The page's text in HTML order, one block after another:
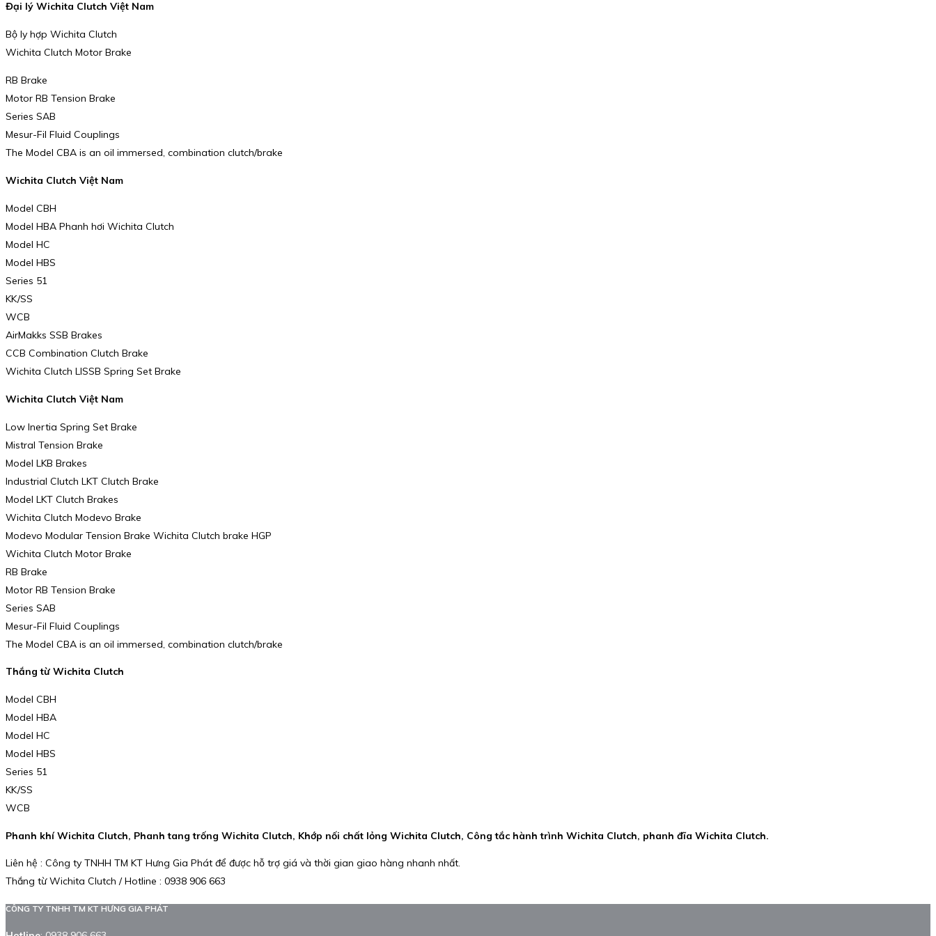
Đại lý Wichita Clutch Việt Nam
Bộ ly hợp Wichita Clutch
Wichita Clutch Motor Brake
RB Brake
Motor RB Tension Brake
Series SAB
Mesur-Fil Fluid Couplings
The Model CBA is an oil immersed, combination clutch/brake
Wichita Clutch Việt Nam
Model CBH
Model HBA Phanh hơi Wichita Clutch
Model HC
Model HBS
Series 51
KK/SS
WCB
AirMakks SSB Brakes
CCB Combination Clutch Brake
Wichita Clutch LISSB Spring Set Brake
Wichita Clutch Việt Nam
Low Inertia Spring Set Brake
Mistral Tension Brake
Model LKB Brakes
Industrial Clutch LKT Clutch Brake
Model LKT Clutch Brakes
Wichita Clutch Modevo Brake
Modevo Modular Tension Brake Wichita Clutch brake HGP
Wichita Clutch Motor Brake
RB Brake
Motor RB Tension Brake
Series SAB
Mesur-Fil Fluid Couplings
The Model CBA is an oil immersed, combination clutch/brake
Thắng từ Wichita Clutch
Model CBH
Model HBA
Model HC
Model HBS
Series 51
KK/SS
WCB
Phanh khí Wichita Clutch, Phanh tang trống Wichita Clutch, Khớp nối chất lỏng Wichita Clutch, Công tắc hành trình Wichita Clutch, phanh đĩa Wichita Clutch.
Liên hệ : Công ty TNHH TM KT Hưng Gia Phát để được hỗ trợ giá và thời gian giao hàng nhanh nhất.
Thắng từ Wichita Clutch / Hotline : 0938 906 663
CÔNG TY TNHH TM KT HƯNG GIA PHÁT